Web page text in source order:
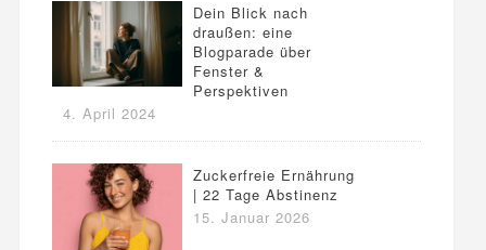
Dein Blick nach
draußen: eine
Blogparade über
Fenster &
Perspektiven
4. April 2024
Zuckerfreie Ernährung
| 22 Tage Abstinenz
15. Januar 2026